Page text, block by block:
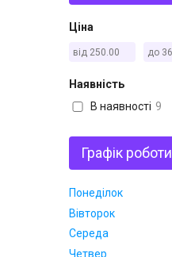
Ціна
Наявність
В наявності 9
Графік роботи
Понеділок
Вівторок
Середа
Четвер